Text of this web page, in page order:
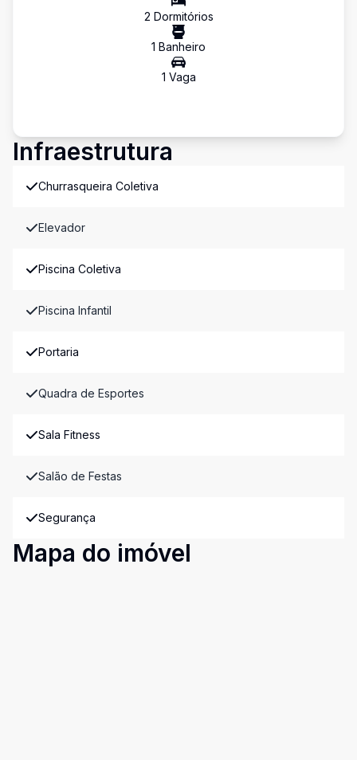
2 Dormitórios
1 Banheiro
1 Vaga
Infraestrutura
Churrasqueira Coletiva
Elevador
Piscina Coletiva
Piscina Infantil
Portaria
Quadra de Esportes
Sala Fitness
Salão de Festas
Segurança
Mapa do imóvel